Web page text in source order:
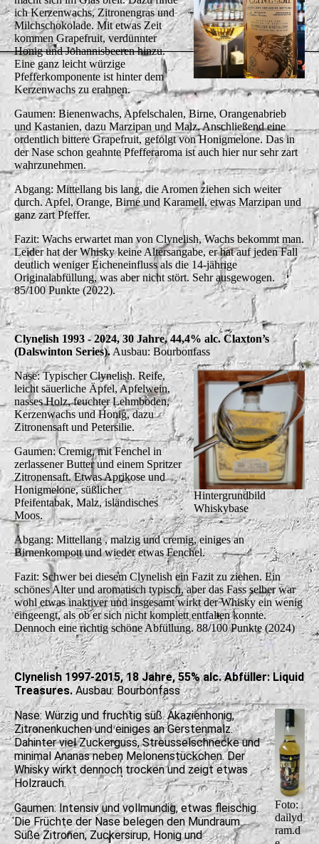
ich Kerzenwachs, Zitronengras und
Milchschokolade. Mit etwas Zeit
kommen Grapefruit, verdünnter
Honig und Johannisbeeren hinzu.
Eine ganz leicht würzige
Pfefferkomponente ist hinter dem
Kerzenwachs zu erahnen.
Gaumen: Bienenwachs, Apfelschalen, Birne, Orangenabrieb
und Kastanien, dazu Marzipan und Malz. Anschließend eine
ordentlich bittere Grapefruit, gefolgt von Honigmelone. Das in
der Nase schon geahnte Pfefferaroma ist auch hier nur sehr zart
wahrzunehmen.
Abgang: Mittellang bis lang, die Aromen ziehen sich weiter
durch. Apfel, Orange, Birne und Karamell, etwas Marzipan und
ganz zart Pfeffer.
Fazit: Wachs erwartet man von Clynelish, Wachs bekommt man.
Leider hat der Whisky keine Altersangabe, er hat auf jeden Fall
deutlich weniger Eicheneinfluss als die 14-jährige
Originalabfüllung, was aber nicht stört. Sehr ausgewogen.
85/100 Punkte (2022).
Clynelish 1993 - 2024, 30 Jahre, 44,4% alc. Claxton’s
(Dalswinton Series).Ausbau: Bourbonfass
Hintergrundbild
Whiskybase
Nase: Typischer Clynelish. Reife,
leicht säuerliche Äpfel, Apfelwein,
nasses Holz, feuchter Lehmboden,
Kerzenwachs und Honig, dazu
Zitronensaft und Petersilie.
Gaumen: Cremig, mit Fenchel in
zerlassener Butter und einem Spritzer
Zitronensaft. Etwas Aprikose und
Honigmelone, süßlicher
Pfeifentabak, Malz, isländisches
Moos.
Abgang: Mittellang , malzig und cremig, einiges an
Birnenkompott und wieder etwas Fenchel.
Fazit: Schwer bei diesem Clynelish ein Fazit zu ziehen. Ein
schönes Alter und aromatisch typisch, aber das Fass selber war
wohl etwas inaktiver und insgesamt wirkt der Whisky ein wenig
eingeengt, als ob er sich nicht komplett entfalten konnte.
Dennoch eine richtig schöne Abfüllung. 88/100 Punkte (2024)
Clynelish 1997-2015, 18 Jahre, 55% alc. Abfüller: Liquid
Treasures.Ausbau: Bourbonfass
Foto:
dailyd
ram.d
Nase: Würzig und fruchtig süß. Akazienhonig,
Zitronenkuchen und einiges an Gerstenmalz.
Dahinter viel Zuckerguss, Streusselschnecke und
minimal Ananas neben Melonenstückchen. Der
Whisky wirkt dennoch trocken und zeigt etwas
Holzrauch.
Gaumen: Intensiv und vollmundig, etwas fleischig.
Die Früchte der Nase belegen den Mundraum.
Süße Zitronen, Zuckersirup, Honig und